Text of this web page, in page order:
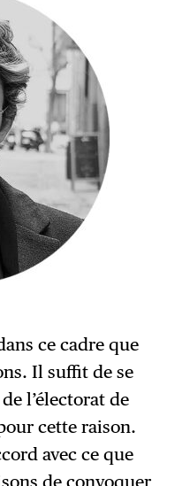
ce cadre que
Il suffit de se
l’électorat de
cette raison.
avec ce que
de convoquer